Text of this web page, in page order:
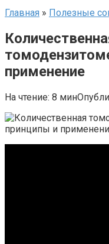
Главная » Полезные
применение
На чтение: 8 мин